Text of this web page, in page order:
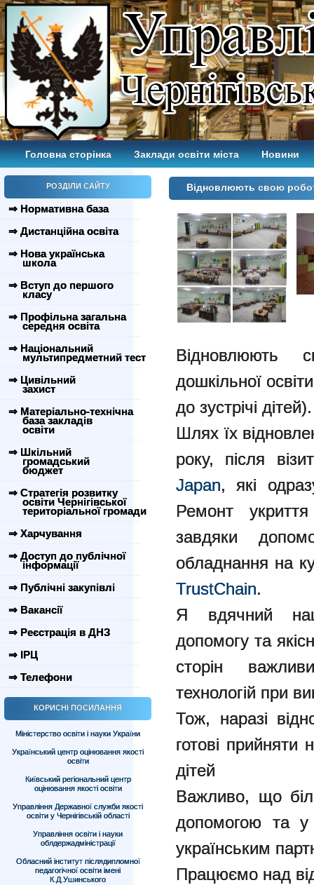
Головна сторінка Заклади освіти міста Новини
РОЗДІЛИ САЙТУ
⇒ Нормативна база
⇒ Дистанційна освіта
⇒ Нова українська
школа
⇒ Вступ до першого
класу
⇒ Профільна загальна
середня освіта
⇒ Національний
мультипредметний тест
⇒ Цивільний
захист
⇒ Матеріально-технічна
база закладів
освіти
⇒ Шкільний
громадський
бюджет
⇒ Стратегія розвитку
освіти Чернігівської
територіальної громади
⇒ Харчування
⇒ Доступ до публічної
інформації
⇒ Публічні закупівлі
⇒ Вакансії
⇒ Реєстрація в ДНЗ
⇒ ІРЦ
⇒ Телефони
КОРИСНІ ПОСИЛАННЯ
Міністерство освіти і науки України
Український центр оцінювання якості
освіти
Київський регіональний центр
оцінювання якості освіти
Управління Державної служби якості
освіти у Чернігівській області
Управління освіти і науки
облдержадміністрації
Обласний інститут післядипломної
педагогічної освіти імені
К.Д.Ушинського
Відновлюють свою
Відновлюють
дошкільної
до зустрічі дітей).
Шлях їх
року, після
Japan, які
Ремонт
завдяки
обладнання на
TrustChain.
Я вдячний
допомогу та
сторін
технологій при
Тож, наразі
готові прийняти
дітей
Важливо, що
допомогою та у
українським
Працюємо над